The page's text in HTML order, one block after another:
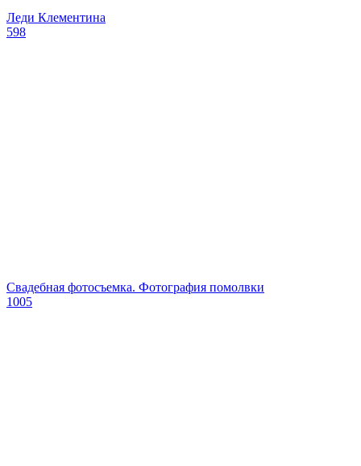
Леди Клементина
598
Свадебная фотосъемка. Фотография помолвки
1005